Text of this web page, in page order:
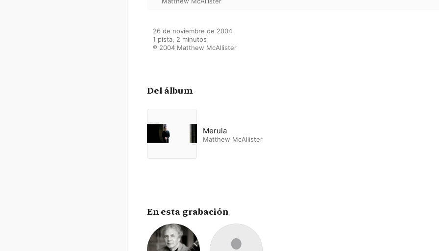
26 de noviembre de 2004
1 pista, 2 minutos
℗ 2004 Matthew McAllister
Del álbum
Merula
Matthew McAllister
En esta grabación